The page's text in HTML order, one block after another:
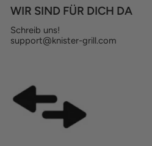
WIR SIND FÜR DICH DA
Schreib uns!
support@knister-grill.com